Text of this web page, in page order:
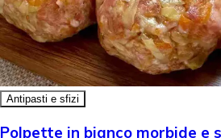
Antipasti e sfizi
Polpette in bianco morbide e